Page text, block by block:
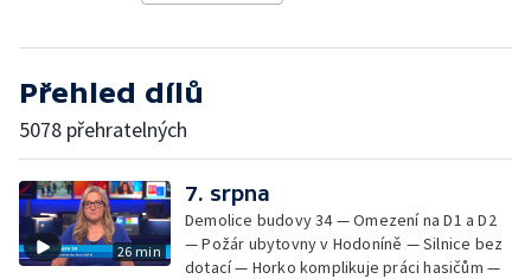
Přehled dílů
5078 přehratelných
26 min
7. srpna
Demolice budovy 34 — Omezení na D1 a D2
— Požár ubytovny v Hodoníně — Silnice bez
dotací — Horko komplikuje práci hasičům —